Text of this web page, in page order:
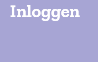
Inloggen